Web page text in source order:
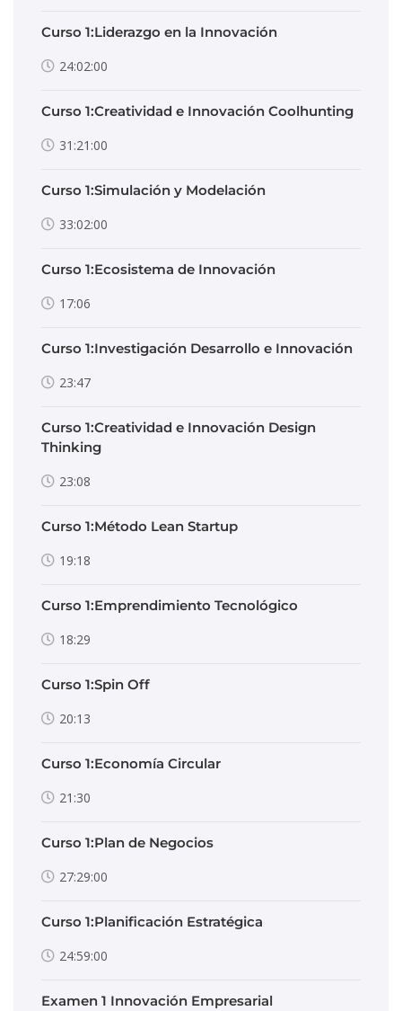
Curso 1:Liderazgo en la Innovación
24:02:00
Curso 1:Creatividad e Innovación Coolhunting
31:21:00
Curso 1:Simulación y Modelación
33:02:00
Curso 1:Ecosistema de Innovación
17:06
Curso 1:Investigación Desarrollo e Innovación
23:47
Curso 1:Creatividad e Innovación Design
Thinking
23:08
Curso 1:Método Lean Startup
19:18
Curso 1:Emprendimiento Tecnológico
18:29
Curso 1:Spin Off
20:13
Curso 1:Economía Circular
21:30
Curso 1:Plan de Negocios
27:29:00
Curso 1:Planificación Estratégica
24:59:00
Examen 1 Innovación Empresarial